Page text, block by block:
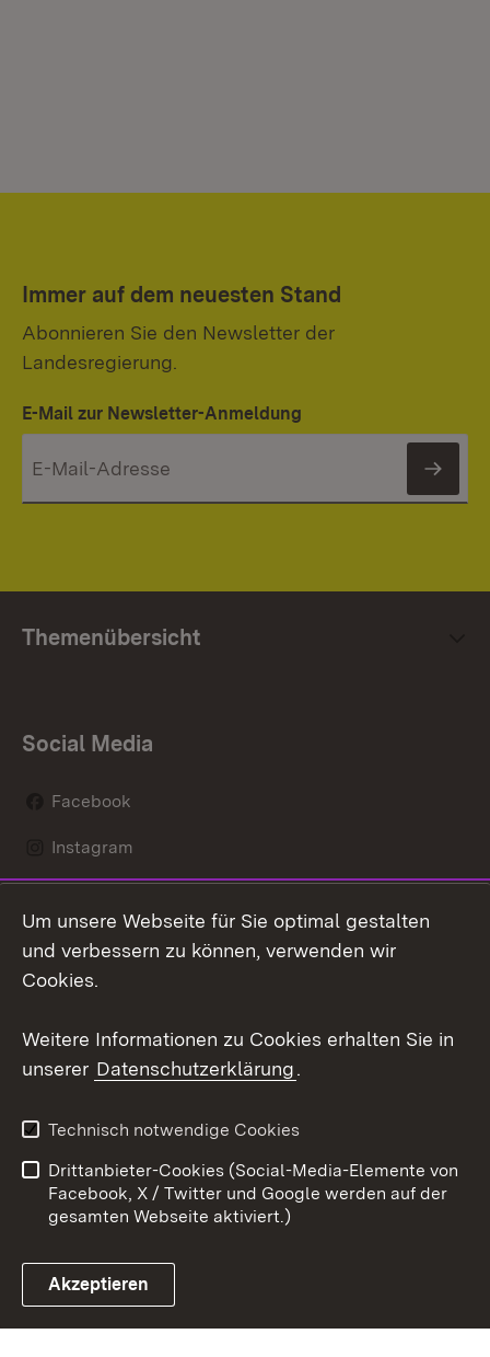
Immer auf dem neuesten Stand
Abonnieren Sie den Newsletter der
Landesregierung.
E-Mail zur Newsletter-Anmeldung
Themenübersicht
Social Media
Facebook
Instagram
Mastodon
Youtube
Link zum Landesportal
Kontakt
Datenschutz
Barrierefreiheit
Impressum Cookies
Um unsere Webseite für Sie optimal gestalten
und verbessern zu können, verwenden wir
Cookies.
Weitere Informationen zu Cookies erhalten Sie in
unserer Datenschutzerklärung.
Technisch notwendige Cookies
Drittanbieter-Cookies (Social-Media-Elemente von
Facebook, X / Twitter und Google werden auf der
gesamten Webseite aktiviert.)
Akzeptieren